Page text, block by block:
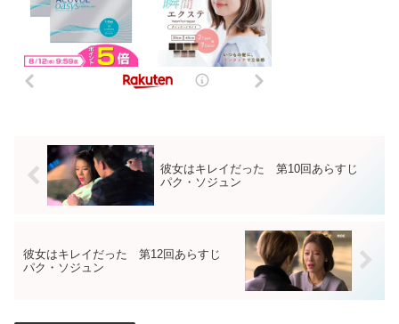
彼女はキレイだった 第10回あらすじ
パク・ソジュン
彼女はキレイだった 第12回あらすじ
パク・ソジュン